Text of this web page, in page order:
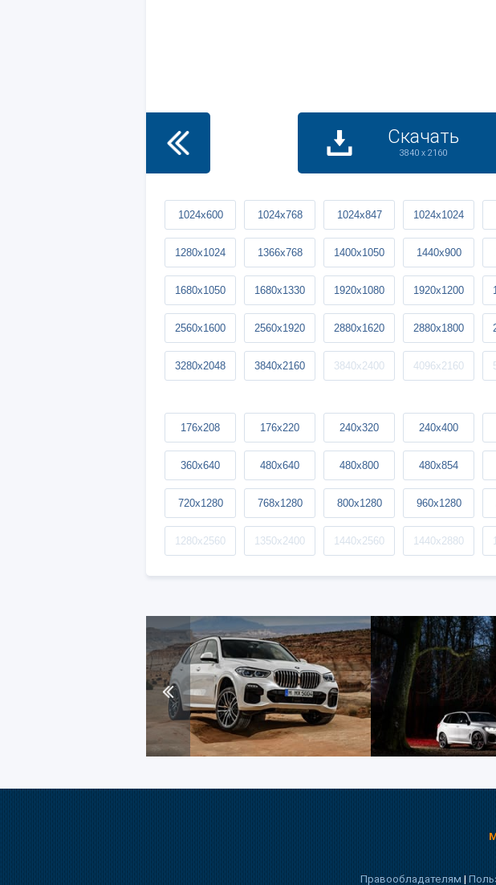
Скачать
3840 x 2160
1024x600 1024x768 1024x847 1024x1024
1280x1024 1366x768 1400x1050 1440x900
1680x1050 1680x1330 1920x1080 1920x1200
2560x1600 2560x1920 2880x1620 2880x1800
3280x2048 3840x2160 3840x2400 4096x2160
176x208 176x220 240x320 240x400
360x640 480x640 480x800 480x854
720x1280 768x1280 800x1280 960x1280
1280x2560 1350x2400 1440x2560 1440x2880
Правообладателям|